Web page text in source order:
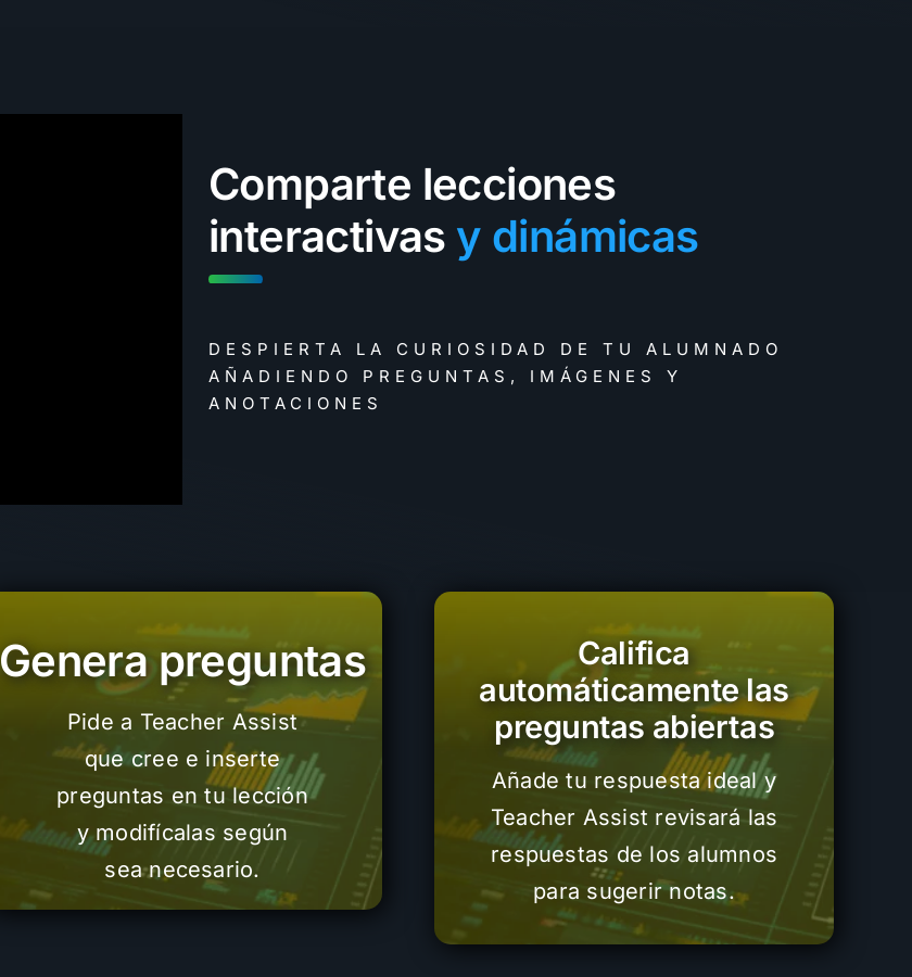
Comparte lecciones
interactivas
DESPIERTA LA CURIOSIDAD DE TU ALUMNADO
AÑADIENDO PREGUNTAS, IMÁGENES Y
ANOTACIONES
Genera preguntas
Pide a Teacher Assist
que cree e inserte
preguntas en tu lección
y modifícalas según
sea necesario.
Califica
automáticamente las
preguntas abiertas
Añade tu respuesta ideal y
Teacher Assist revisará las
respuestas de los alumnos
para sugerir notas.